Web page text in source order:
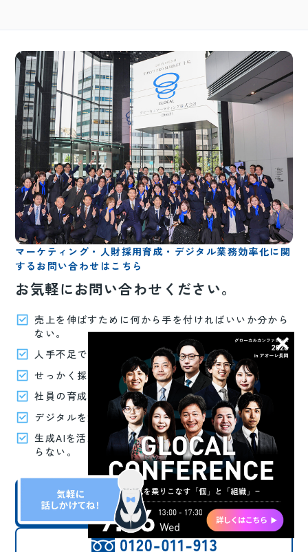
マーケティング・人財採用育成・デジタル業務効率化に関
するお問い合わせはこちら
お気軽にお問い合わせください。
売上を伸ばすために何から手を付ければいいか分から
ない。
人手不足で困っている、募集しても集まらない。
せっかく採用できても定着しない。
社員の育成に力を入れたい。
デジタルを活用した業務効率化を図りたい。
生成AIを活用したいけど何から取り組めばいいか分か
らない。
問い合わせる